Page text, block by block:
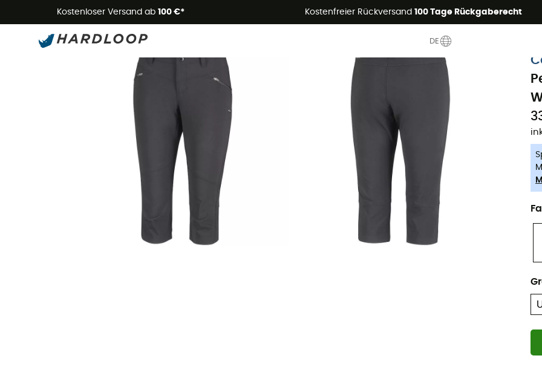
Kostenloser Versand ab 100 €* Kostenfreier Rückversand 100 Tage Rückgaberecht
DE
Sommerangebote🔥 -5% EXTRA ab 2 Produkten* Code Summer5
-5% Extra - Code Summer5